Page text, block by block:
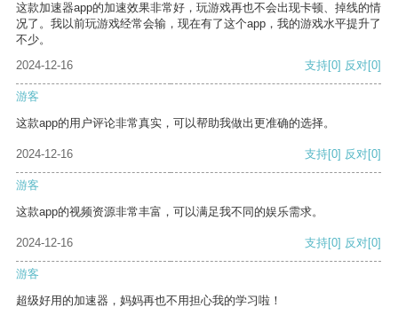
这款加速器app的加速效果非常好，玩游戏再也不会出现卡顿、掉线的情
况了。我以前玩游戏经常会输，现在有了这个app，我的游戏水平提升了
不少。
2024-12-16
支持[0] 反对[0]
游客
这款app的用户评论非常真实，可以帮助我做出更准确的选择。
2024-12-16 支持[0] 反对[0]
游客
这款app的视频资源非常丰富，可以满足我不同的娱乐需求。
2024-12-16 支持[0] 反对[0]
游客
超级好用的加速器，妈妈再也不用担心我的学习啦！